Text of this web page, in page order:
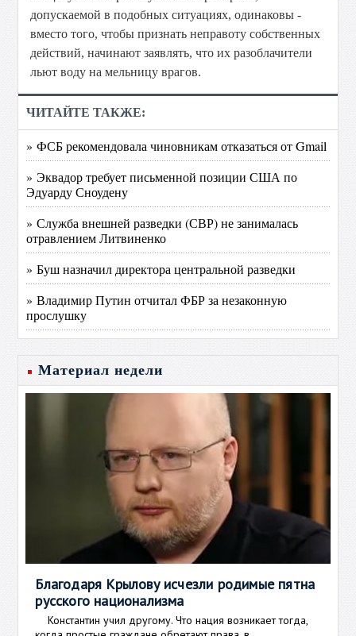
допускаемой в подобных ситуациях, одинаковы -
вместо того, чтобы признать неправоту собственных
действий, начинают заявлять, что их разоблачители
льют воду на мельницу врагов.
ЧИТАЙТЕ ТАКЖЕ:
» ФСБ рекомендовала чиновникам отказаться от Gmail
» Эквадор требует письменной позиции США по
Эдуарду Сноудену
» Служба внешней разведки (СВР) не занималась
отравлением Литвиненко
» Буш назначил директора центральной разведки
» Владимир Путин отчитал ФБР за незаконную
прослушку
Материал недели
Благодаря Крылову исчезли родимые пятна
русского национализма
Константин учил другому. Что нация возникает тогда,